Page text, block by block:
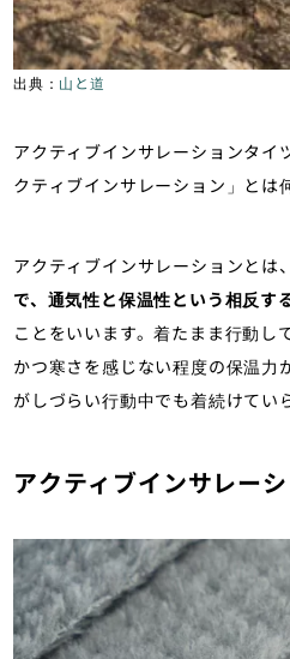
出典： 山と道
アクティブインサレーションタイ
クティブインサレーション」とは
アクティブインサレーションとは、
で、通気性と保温性という相反す
ことをいいます。着たまま行動し
かつ寒さを感じない程度の保温力
がしづらい行動中でも着続けてい
アクティブインサレー